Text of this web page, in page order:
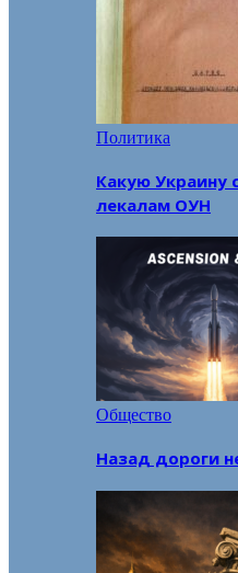
Политика
Какую Украину
лекалам ОУН
Общество
Назад дороги